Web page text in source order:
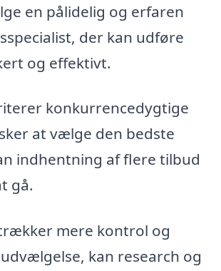
en pålidelig og erfaren
der kan udføre
og effektivt.
konkurrencedygtige
at vælge den bedste
indhentning af flere tilbud
gå.
mere kontrol og
kan research og